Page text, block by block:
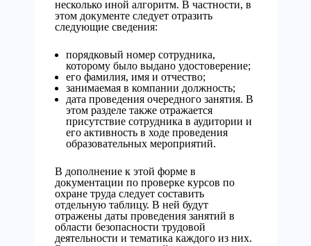
несколько иной алгоритм. В частности, в
этом документе следует отразить
следующие сведения:
порядковый номер сотрудника,
которому было выдано удостоверение;
его фамилия, имя и отчество;
занимаемая в компании должность;
дата проведения очередного занятия. В
этом разделе также отражается
присутствие сотрудника в аудитории и
его активность в ходе проведения
образовательных мероприятий.
В дополнение к этой форме в
документации по проверке курсов по
охране труда следует составить
отдельную таблицу. В ней будут
отражены даты проведения занятий в
области безопасности трудовой
деятельности и тематика каждого из них.